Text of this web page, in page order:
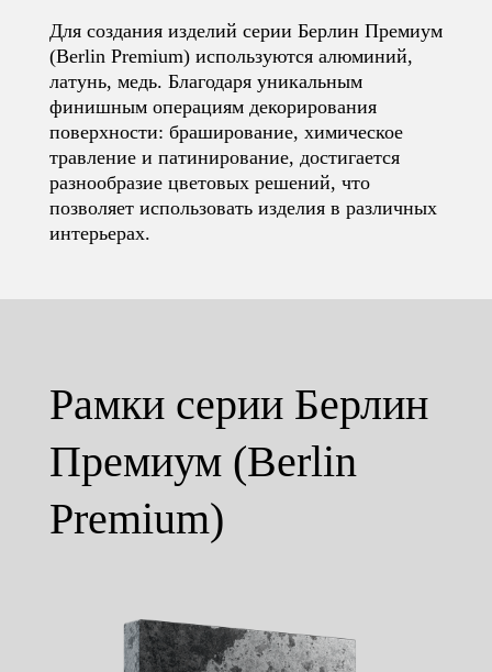
Для создания изделий серии Берлин Премиум
(Berlin Premium) используются алюминий,
латунь, медь. Благодаря уникальным
финишным операциям декорирования
поверхности: браширование, химическое
травление и патинирование, достигается
разнообразие цветовых решений, что
позволяет использовать изделия в различных
интерьерах.
Рамки серии Берлин
Премиум (Berlin
Premium)